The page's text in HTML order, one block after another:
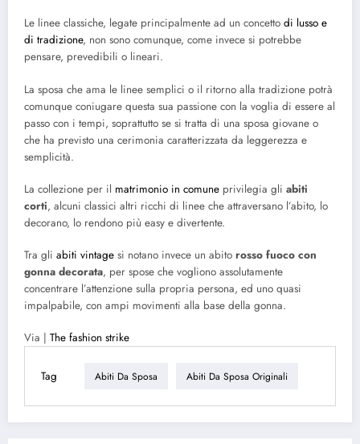
Le linee classiche, legate principalmente ad un concetto di lusso e
di tradizione, non sono comunque, come invece si potrebbe
pensare, prevedibili o lineari.
La sposa che ama le linee semplici o il ritorno alla tradizione potrà
comunque coniugare questa sua passione con la voglia di essere al
passo con i tempi, soprattutto se si tratta di una sposa giovane o
che ha previsto una cerimonia caratterizzata da leggerezza e
semplicità.
La collezione per il matrimonio in comune privilegia gli abiti
corti, alcuni classici altri ricchi di linee che attraversano l’abito, lo
decorano, lo rendono più easy e divertente.
Tra gli abiti vintage si notano invece un abito rosso fuoco con
gonna decorata, per spose che vogliono assolutamente
concentrare l’attenzione sulla propria persona, ed uno quasi
impalpabile, con ampi movimenti alla base della gonna.
Via | The fashion strike
Tag Abiti Da Sposa Abiti Da Sposa Originali